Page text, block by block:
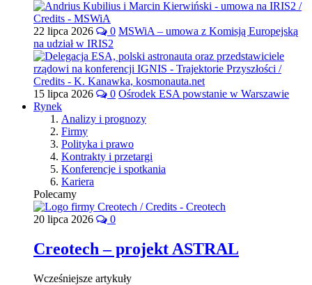
22 lipca 2026 0 MSWiA – umowa z Komisją Europejską
na udział w IRIS2
15 lipca 2026 0 Ośrodek ESA powstanie w Warszawie
Rynek
Analizy i prognozy
Firmy
Polityka i prawo
Kontrakty i przetargi
Konferencje i spotkania
Kariera
Polecamy
20 lipca 2026 0
Creotech – projekt ASTRAL
Wcześniejsze artykuły